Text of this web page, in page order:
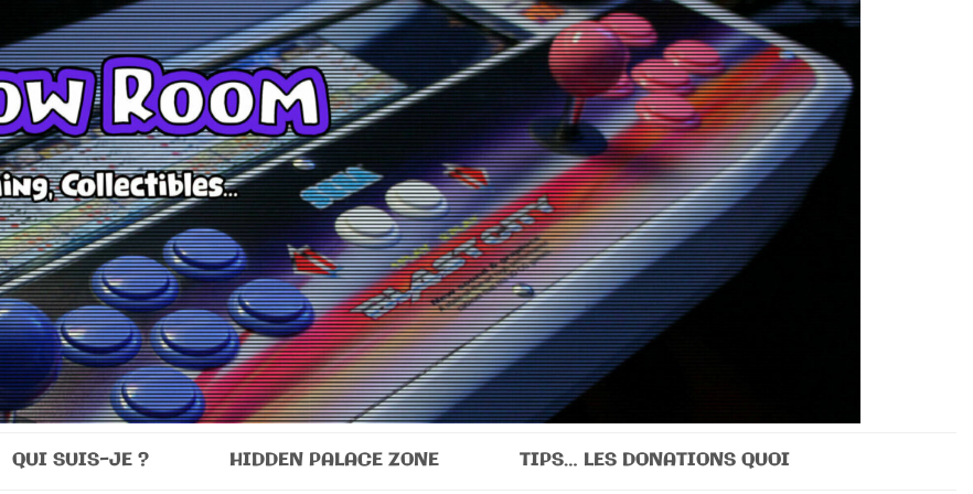
QUI SUIS-JE ? HIDDEN PALACE ZONE TIPS… LES DONATIONS QUOI